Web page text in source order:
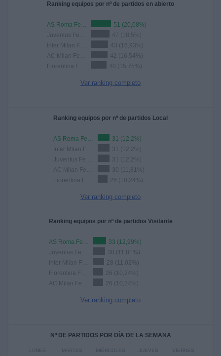
Ranking equipos por nº de partidos en abierto
AS Roma Femenino
51 (20,08%)
47 (18,5%)
43 (16,93%)
42 (16,54%)
40 (15,75%)
Ver ranking completo
Ranking equipos por nº de partidos Local
AS Roma Femenino
31 (12,2%)
31 (12,2%)
31 (12,2%)
30 (11,81%)
26 (10,24%)
Ver ranking completo
Ranking equipos por nº de partidos Visitante
AS Roma Femenino
33 (12,99%)
30 (11,81%)
28 (11,02%)
26 (10,24%)
26 (10,24%)
Ver ranking completo
Nº DE PARTIDOS POR DÍA DE LA SEMANA
LUNES MARTES MIÉRCOLES JUEVES VIERNES